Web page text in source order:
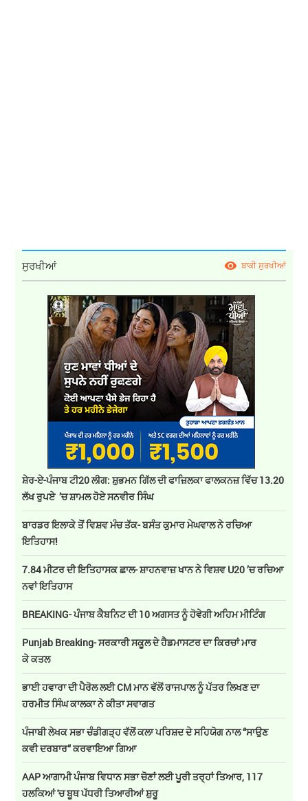
ਸੁਰਖੀਆਂ ਬਾਕੀ ਸੁਰਖੀਆਂ
ਸ਼ੇਰ-ਏ-ਪੰਜਾਬ ਟੀ20 ਲੀਗ: ਸ਼ੁਭਮਨ ਗਿੱਲ ਦੀ ਫਾਜ਼ਿਲਕਾ ਫਾਲਕਨਜ਼ ਵਿੱਚ 13.20
ਲੱਖ ਰੁਪਏ ’ਚ ਸ਼ਾਮਲ ਹੋਏ ਸਨਵੀਰ ਸਿੰਘ
ਬਾਰਡਰ ਇਲਾਕੇ ਤੋਂ ਵਿਸ਼ਵ ਮੰਚ ਤੱਕ- ਬਸੰਤ ਕੁਮਾਰ ਮੇਘਵਾਲ ਨੇ ਰਚਿਆ
ਇਤਿਹਾਸ!
7.84 ਮੀਟਰ ਦੀ ਇਤਿਹਾਸਕ ਛਾਲ- ਸ਼ਾਹਨਵਾਜ਼ ਖਾਨ ਨੇ ਵਿਸ਼ਵ U20 ’ਚ ਰਚਿਆ
ਨਵਾਂ ਇਤਿਹਾਸ
BREAKING- ਪੰਜਾਬ ਕੈਬਨਿਟ ਦੀ 10 ਅਗਸਤ ਨੂੰ ਹੋਵੇਗੀ ਅਹਿਮ ਮੀਟਿੰਗ
Punjab Breaking- ਸਰਕਾਰੀ ਸਕੂਲ ਦੇ ਹੈਡਮਾਸਟਰ ਦਾ ਕਿਰਚਾਂ ਮਾਰ
ਕੇ ਕਤਲ
ਭਾਈ ਹਵਾਰਾ ਦੀ ਪੈਰੋਲ ਲਈ CM ਮਾਨ ਵੱਲੋਂ ਰਾਜਪਾਲ ਨੂੰ ਪੱਤਰ ਲਿਖਣ ਦਾ
ਹਰਮੀਤ ਸਿੰਘ ਕਾਲਕਾ ਨੇ ਕੀਤਾ ਸਵਾਗਤ
ਪੰਜਾਬੀ ਲੇਖਕ ਸਭਾ ਚੰਡੀਗੜ੍ਹ ਵੱਲੋਂ ਕਲਾ ਪਰਿਸ਼ਦ ਦੇ ਸਹਿਯੋਗ ਨਾਲ “ਸਾਉਣ
ਕਵੀ ਦਰਬਾਰ“ ਕਰਵਾਇਆ ਗਿਆ
AAP ਆਗਾਮੀ ਪੰਜਾਬ ਵਿਧਾਨ ਸਭਾ ਚੋਣਾਂ ਲਈ ਪੂਰੀ ਤਰ੍ਹਾਂ ਤਿਆਰ, 117
ਹਲਕਿਆਂ 'ਚ ਬੂਥ ਪੱਧਰੀ ਤਿਆਰੀਆਂ ਸ਼ੁਰੂ